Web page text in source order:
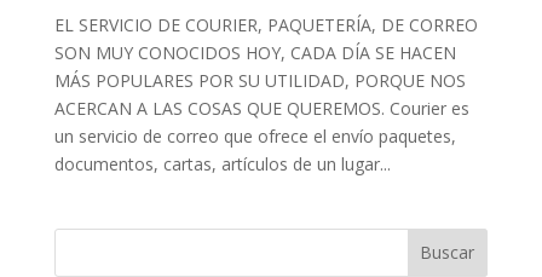
EL SERVICIO DE COURIER, PAQUETERÍA, DE CORREO
SON MUY CONOCIDOS HOY, CADA DÍA SE HACEN
MÁS POPULARES POR SU UTILIDAD, PORQUE NOS
ACERCAN A LAS COSAS QUE QUEREMOS. Courier es
un servicio de correo que ofrece el envío paquetes,
documentos, cartas, artículos de un lugar...
Buscar